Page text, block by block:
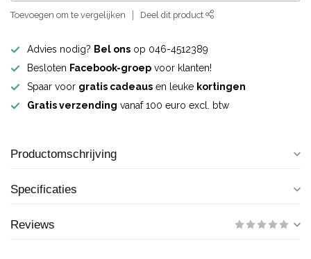
Toevoegen om te vergelijken Deel dit product
Advies nodig? Bel ons op 046-4512389
Besloten Facebook-groep voor klanten!
Spaar voor gratis cadeaus en leuke kortingen
Gratis verzending vanaf 100 euro excl. btw
Productomschrijving
Specificaties
Reviews